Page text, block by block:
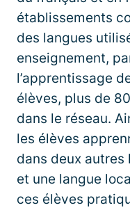
établissements
des langues
enseignement,
l’apprentissage
élèves, plus de
dans le réseau.
les élèves
dans deux autres
et une langue
ces élèves